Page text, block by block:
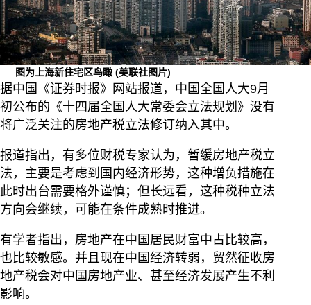
图为上海新住宅区鸟瞰(美联社图片)
据中国《证券时报》网站报道，中国全国人大9月
初公布的《十四届全国人大常委会立法规划》没有
将广泛关注的房地产税立法修订纳入其中。
报道指出，有多位财税专家认为，暂缓房地产税立
法，主要是考虑到国内经济形势，这种增负措施在
此时出台需要格外谨慎；但长远看，这种税种立法
方向会继续，可能在条件成熟时推进。
有学者指出，房地产在中国居民财富中占比较高，
也比较敏感。并且现在中国经济转弱，贸然征收房
地产税会对中国房地产业、甚至经济发展产生不利
影响。